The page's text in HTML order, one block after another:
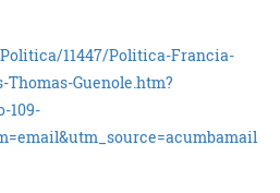
11447/Politica-Francia-
Guenole.htm?
109-